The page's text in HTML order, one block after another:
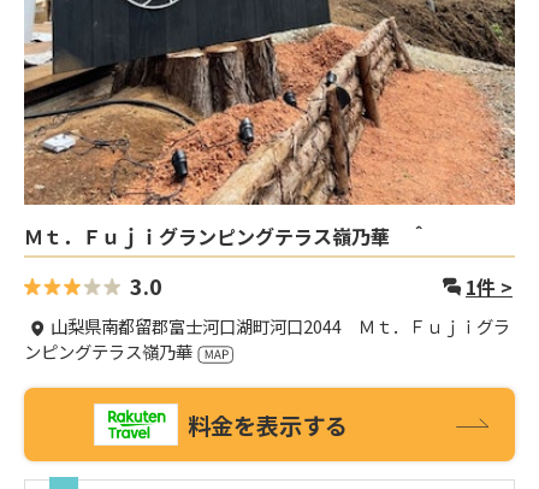
Ｍｔ．Ｆｕｊｉグランピングテラス嶺乃華 ＾
3.0 1件 >
山梨県南都留郡富士河口湖町河口2044 Ｍｔ．Ｆｕｊｉグラ
ンピングテラス嶺乃華
料金を表示する